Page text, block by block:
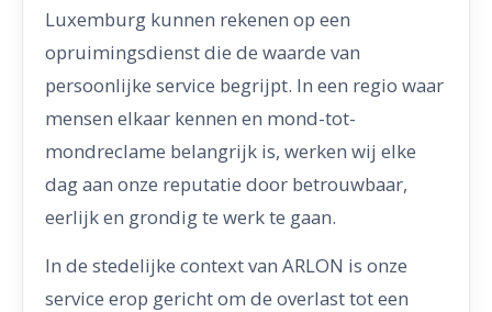
Luxemburg kunnen rekenen op een
opruimingsdienst die de waarde van
persoonlijke service begrijpt. In een regio waar
mensen elkaar kennen en mond-tot-
mondreclame belangrijk is, werken wij elke
dag aan onze reputatie door betrouwbaar,
eerlijk en grondig te werk te gaan.
In de stedelijke context van ARLON is onze
service erop gericht om de overlast tot een